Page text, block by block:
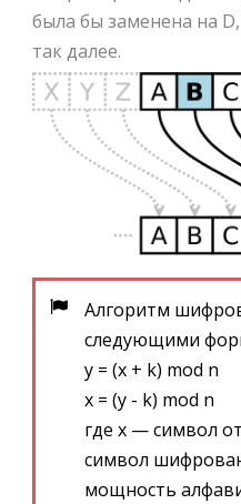
была бы заменена на D,
так далее.
Алгоритм
следующими
y = (x + k) mod n
x = (y - k) mod n
где x — символ
символ
мощность